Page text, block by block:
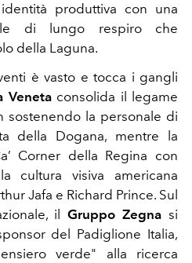
produttiva con una
di lungo respiro che
della Laguna.
è vasto e tocca i gangli
Venetaconsolida il legame
sostenendo la personale di
della Dogana, mentre la
Corner della Regina con
cultura visiva americana
Jafa e Richard Prince. Sul
ilGruppo Zegna si
del Padiglione Italia,
verde" alla ricerca